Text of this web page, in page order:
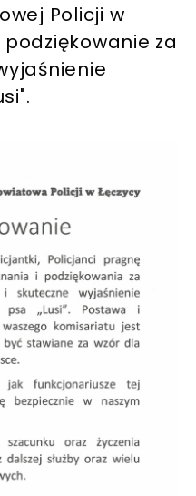
Policji w
podziękowanie za